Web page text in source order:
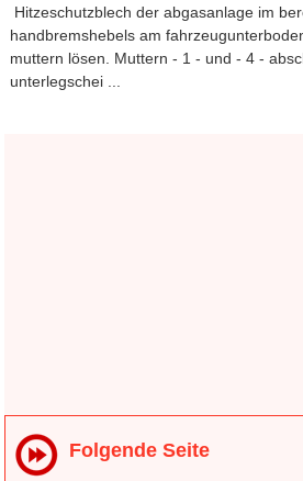
Hitzeschutzblech der abgasanlage im
handbremshebels am
muttern lösen. Muttern - 1 - und - 4 -
unterlegschei ...
Folgende Seite